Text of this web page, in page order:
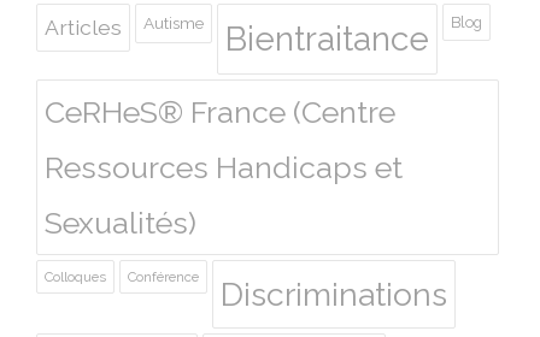
Articles Autisme Bientraitance Blog
CeRHeS® France (Centre
Ressources Handicaps et
Sexualités)
Colloques Conférence Discriminations